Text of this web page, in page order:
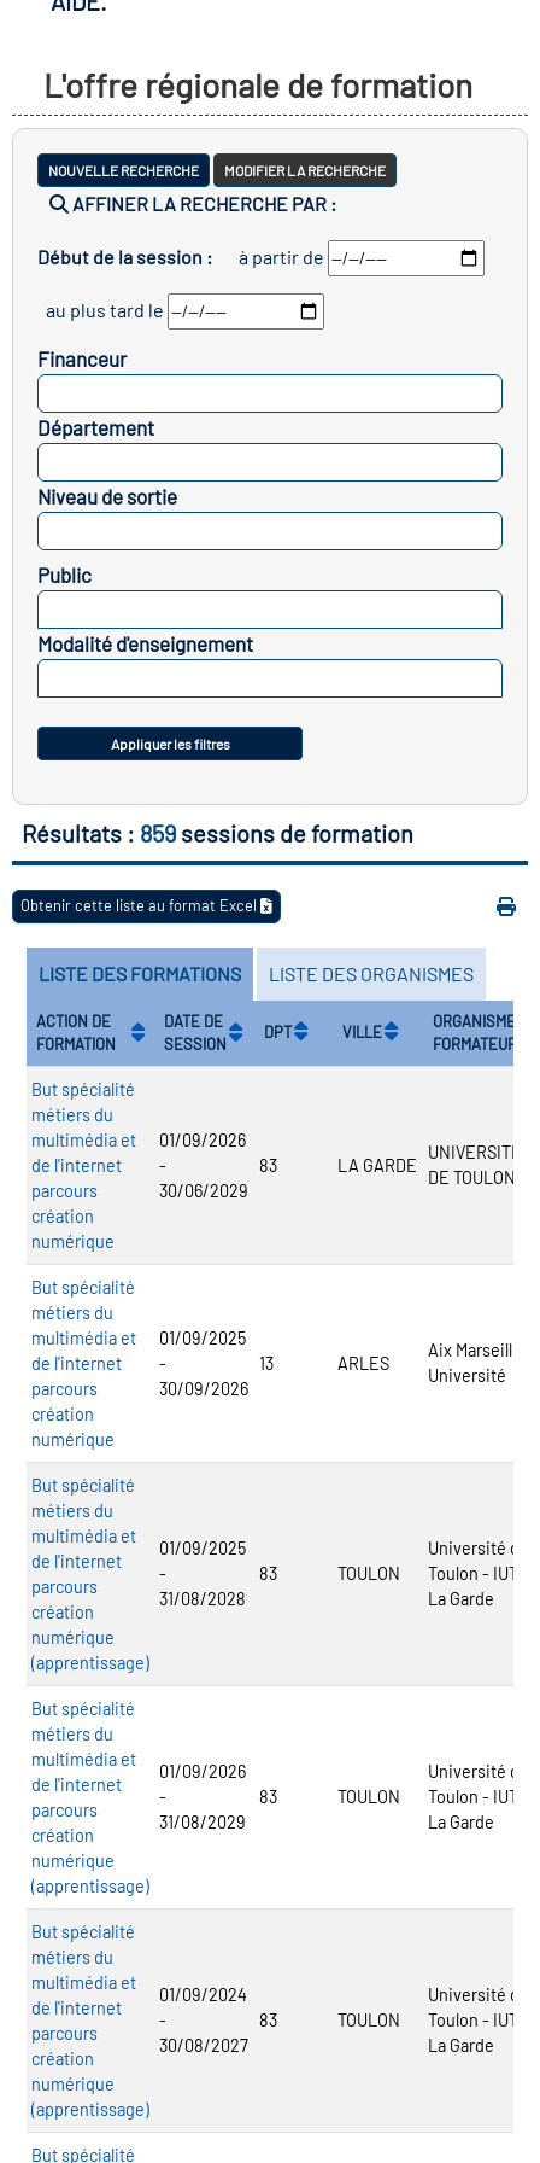
métiers
clés métiers et
lieu d'information ou
de l'Economie
(ESS)
du secteur sanitaire
de l'Industrie
emploi-formation
des transitions
construction)
des secteurs(en
L'offre régionale de formation
NOUVELLE RECHERCHE MODIFIER LA RECHERCHE
AFFINER LA RECHERCHE PAR :
Début de la session : à partir de
au plus tard le
Financeur
Département
Niveau de sortie
Public
Modalité d'enseignement
Appliquer les filtres
Résultats : 859 sessions de formation
Obtenir cette liste au format Excel
LISTE DES FORMATIONS LISTE DES ORGANISMES
ACTION DE
FORMATION
DATE DE
SESSION
DPT VILLE
ORGANISME
FORMATEUR
But spécialité
métiers du
multimédia et
de l'internet
parcours
création
numérique
01/09/2026
-
30/06/2029
83 LA GARDE
UNIVERSITE
DE TOULON
But spécialité
métiers du
multimédia et
de l'internet
parcours
création
numérique
01/09/2025
-
30/09/2026
13 ARLES
Aix Marseille
Université
But spécialité
métiers du
multimédia et
de l'internet
parcours
création
numérique
(apprentissage)
01/09/2025
-
31/08/2028
83 TOULON
Université de
Toulon - IUT
La Garde
But spécialité
métiers du
multimédia et
de l'internet
parcours
création
numérique
(apprentissage)
01/09/2026
-
31/08/2029
83 TOULON
Université de
Toulon - IUT
La Garde
But spécialité
métiers du
multimédia et
de l'internet
parcours
création
numérique
(apprentissage)
01/09/2024
-
30/08/2027
83 TOULON
Université de
Toulon - IUT
La Garde
But spécialité